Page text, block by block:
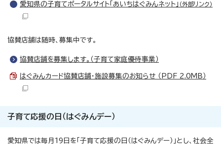
愛知県の子育てポータルサイト「あいちはぐみんネット」 （外部リンク）
協賛店舗は随時、募集中です。
協賛店舗を募集します。（子育て家庭優待事業）
はぐみんカード協賛店舗・施設募集のお知らせ （PDF 2.0MB）
子育て応援の日（はぐみんデー）
愛知県では毎月19日を「子育て応援の日（はぐみんデー）」とし、社会全